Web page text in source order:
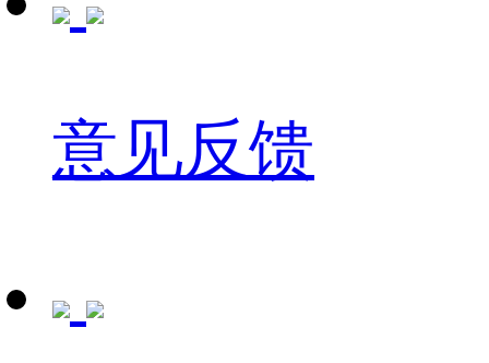
意见反馈